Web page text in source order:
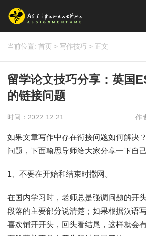
当前位置: 首页 > 写作技巧 > 正文
留学论文技巧分享：英国
的链接问题
时间：2022-12-21 作
如果文章写作中存在衔接问题如何解决
问题，下面翰思导师给大家分享一下自己
1、不要在开始和结束时撒网。
在国内学习时，老师总是强调问题的开
段落的主要部分说清楚；如果根据汉语
喜欢铺开开头，回头看结尾，这样就会